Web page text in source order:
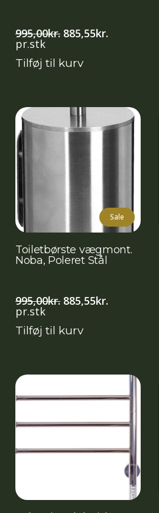
995,00kr. Den
oprindelige
var:
885,55kr.
pr.stk
Tilføj til kurv
Sale
Toiletbørste vægmont.
Noba, Poleret Stål
995,00kr. Den
oprindelige
var:
885,55kr.
pr.stk
Tilføj til kurv